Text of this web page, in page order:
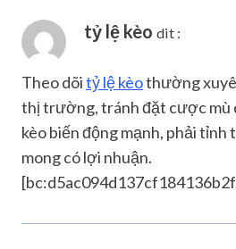
tỷ lệ kèo dit :
Theo dõitỷ lệ kèothường
thị trường, tránh đặt cược mù
kèo biến động mạnh, phải tỉnh
mong có lợi nhuận.